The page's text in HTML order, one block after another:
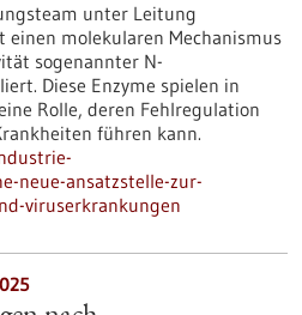
unter Leitung
einen molekularen Mechanismus
sogenannter N-
Diese Enzyme spielen in
Rolle, deren Fehlregulation
führen kann.
neue-ansatzstelle-zur-
viruserkrankungen